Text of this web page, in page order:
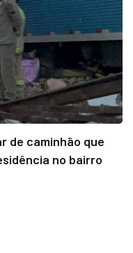
de caminhão que
no bairro